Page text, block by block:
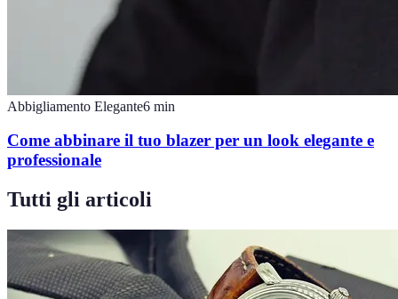
Abbigliamento Elegante6 min
Come abbinare il tuo blazer per un look elegante e
professionale
Tutti gli articoli